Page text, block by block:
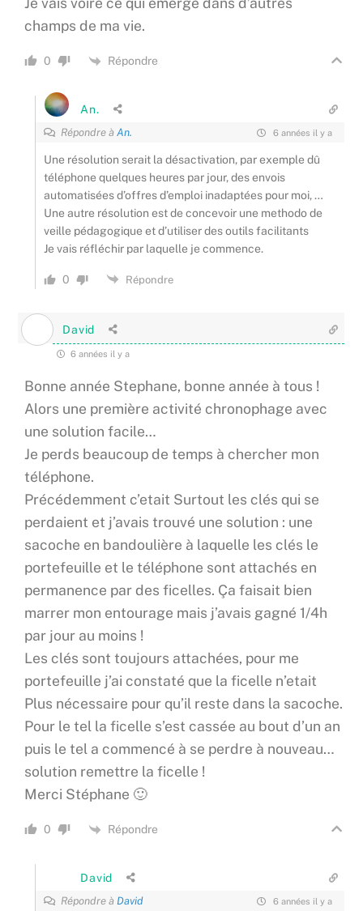
champs de ma vie.
0 Répondre
An.
Répondre àAn. 6 années il y a
Une résolution serait la désactivation, par exemple dû
téléphone quelques heures par jour, des envois
automatisées d’offres d’emploi inadaptées pour moi, …
Une autre résolution est de concevoir une methodo de
veille pédagogique et d’utiliser des outils facilitants
Je vais réfléchir par laquelle je commence.
0 Répondre
David
6 années il y a
Bonne année Stephane, bonne année à tous !
Alors une première activité chronophage avec
une solution facile…
Je perds beaucoup de temps à chercher mon
téléphone.
Précédemment c’etait Surtout les clés qui se
perdaient et j’avais trouvé une solution : une
sacoche en bandoulière à laquelle les clés le
portefeuille et le téléphone sont attachés en
permanence par des ficelles. Ça faisait bien
marrer mon entourage mais j’avais gagné 1/4h
par jour au moins !
Les clés sont toujours attachées, pour me
portefeuille j’ai constaté que la ficelle n’etait
Plus nécessaire pour qu’il reste dans la sacoche.
Pour le tel la ficelle s’est cassée au bout d’un an
puis le tel a commencé à se perdre à nouveau…
solution remettre la ficelle !
Merci Stéphane 🙂
0 Répondre
David
Répondre àDavid 6 années il y a